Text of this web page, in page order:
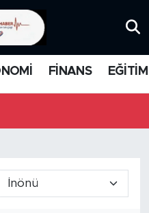
FİNANS EĞİTİM
ve Fikstür